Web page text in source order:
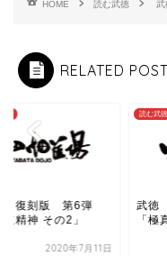
HOME 読む武徳
RELATED POST
復刻版 第6弾
道精神 その2」
2020年7月11日
読む武徳
武徳
「極